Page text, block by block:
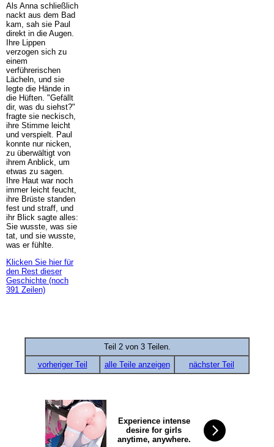
Als Anna schließlich
nackt aus dem Bad
kam, sah sie Paul
direkt in die Augen.
Ihre Lippen
verzogen sich zu
einem
verführerischen
Lächeln, und sie
legte die Hände in
die Hüften. "Gefällt
dir, was du siehst?"
fragte sie neckisch,
ihre Stimme leicht
und verspielt. Paul
konnte nur nicken,
zu überwältigt von
ihrem Anblick, um
etwas zu sagen.
Ihre Haut war noch
immer leicht feucht,
ihre Brüste standen
fest und straff, und
ihr Blick sagte alles:
Sie wusste, was sie
tat, und sie wusste,
was er fühlte.
Klicken Sie hier für
den Rest dieser
Geschichte (noch
391 Zeilen)
Teil 2 von 3 Teilen.
vorheriger Teil
alle Teile anzeigen nächster Teil
Experience intense
desire for girls
anytime, anywhere.